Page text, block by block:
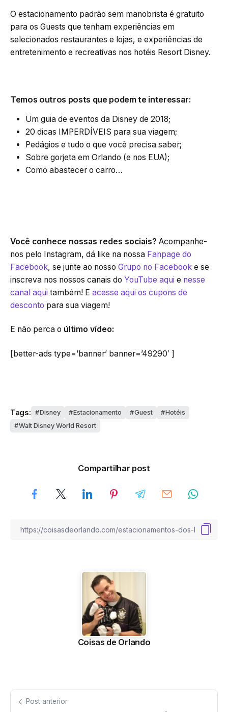
O estacionamento padrão sem manobrista é gratuito
para os Guests que tenham experiências em
selecionados restaurantes e lojas, e experiências de
entretenimento e recreativas nos hotéis Resort Disney.
Temos outros posts que podem te interessar:
Um guia de eventos da Disney de 2018;
20 dicas IMPERDÍVEIS para sua viagem;
Pedágios e tudo o que você precisa saber;
Sobre gorjeta em Orlando (e nos EUA);
Como abastecer o carro…
Você conhece nossas redes sociais? Acompanhe-
nos pelo Instagram, dá like na nossa Fanpage do
Facebook, se junte ao nosso Grupo no Facebook e se
inscreva nos nossos canais do YouTube aqui e nesse
canal aqui também! E acesse aqui os cupons de
desconto para sua viagem!
E não perca o último vídeo:
[better-ads type=’banner’ banner=’49290′ ]
Tags: Disney Estacionamento Guest
Hotéis
Walt Disney World Resort
Compartilhar post
Coisas de Orlando
Post anterior